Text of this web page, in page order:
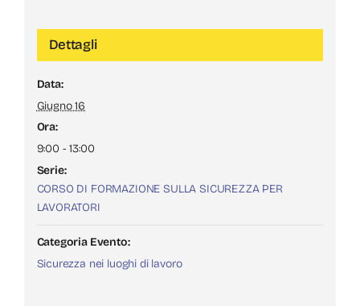
Dettagli
Data:
Giugno 16
Ora:
9:00 - 13:00
Serie:
CORSO DI FORMAZIONE SULLA SICUREZZA PER
LAVORATORI
Categoria Evento:
Sicurezza nei luoghi di lavoro